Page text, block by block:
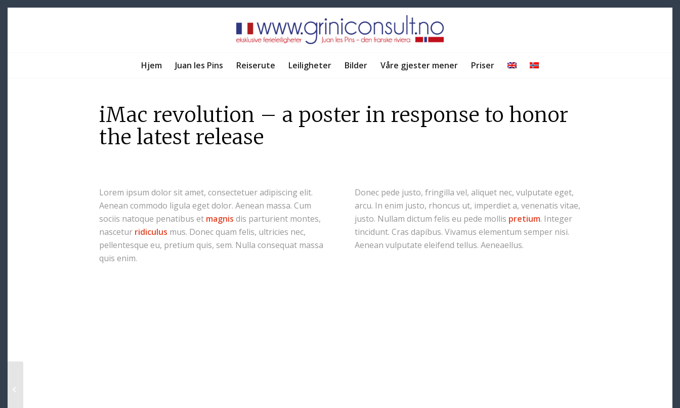
Hjem Juan les Pins Reiserute Leiligheter Bilder Våre gjester mener Priser
iMac revolution – a poster in response to honor
the latest release
Lorem ipsum dolor sit amet, consectetuer adipiscing elit.
Aenean commodo ligula eget dolor. Aenean massa. Cum
sociis natoque penatibus et magnis dis parturient montes,
nascetur ridiculus mus. Donec quam felis, ultricies nec,
pellentesque eu, pretium quis, sem. Nulla consequat massa
quis enim.
Donec pede justo, fringilla vel, aliquet nec, vulputate eget,
arcu. In enim justo, rhoncus ut, imperdiet a, venenatis vitae,
justo. Nullam dictum felis eu pede mollis pretium. Integer
tincidunt. Cras dapibus. Vivamus elementum semper nisi.
Aenean vulputate eleifend tellus. Aeneaellus.